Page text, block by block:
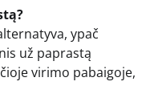
ypač
už paprastą
virimo pabaigoje,